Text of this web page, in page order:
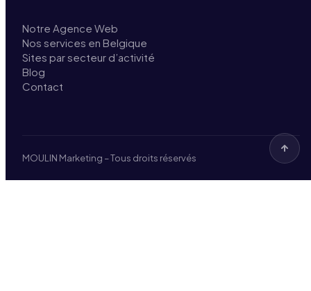
Notre Agence Web
Nos services en Belgique
Sites par secteur d’activité
Blog
Contact
MOULIN Marketing – Tous droits réservés